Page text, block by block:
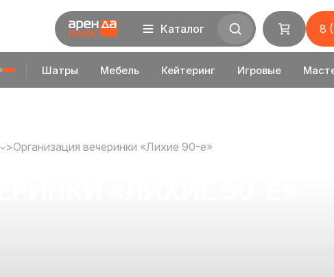
Шатры Мебель Кейтеринг Игровые
Каталог 8
>Организация вечеринки «Лихие 90-е»